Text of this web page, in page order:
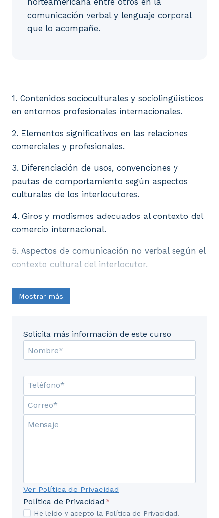
comunicación verbal y lenguaje corporal
que lo acompañe.
1. Contenidos socioculturales y sociolingüísticos
en entornos profesionales internacionales.
2. Elementos significativos en las relaciones
comerciales y profesionales.
3. Diferenciación de usos, convenciones y
pautas de comportamiento según aspectos
culturales de los interlocutores.
4. Giros y modismos adecuados al contexto del
comercio internacional.
5. Aspectos de comunicación no verbal según el
contexto cultural del interlocutor.
Mostrar más
Solicita más información de este curso
Ver Política de Privacidad
Política de Privacidad *
He leído y acepto la Política de Privacidad.